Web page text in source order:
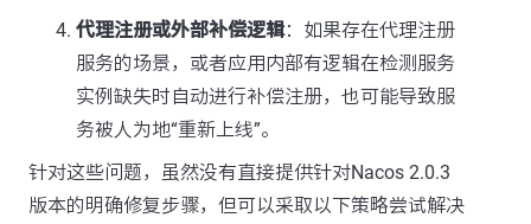
代理注册或外部补偿逻辑：如果存在代理注册
服务的场景，或者应用内部有逻辑在检测服务
实例缺失时自动进行补偿注册，也可能导致服
务被人为地“重新上线”。
针对这些问题，虽然没有直接提供针对Nacos 2.0.3
版本的明确修复步骤，但可以采取以下策略尝试解决